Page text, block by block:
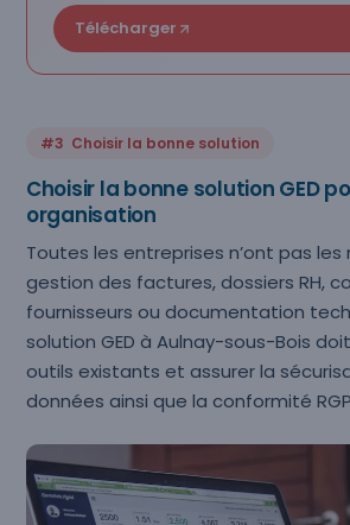
Télécharger
#3 Choisir la bonne solution
Choisir la bonne solution GED
organisation
Toutes les entreprises n’ont pas les
gestion des factures, dossiers RH,
fournisseurs ou documentation
solution GED à Aulnay-sous-Bois
outils existants et assurer la
données ainsi que la conformité